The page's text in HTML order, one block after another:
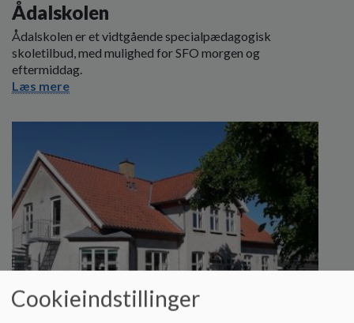
Ådalskolen
Ådalskolen er et vidtgående specialpædagogisk
skoletilbud, med mulighed for SFO morgen og
eftermiddag.
Læs mere
Cookieindstillinger